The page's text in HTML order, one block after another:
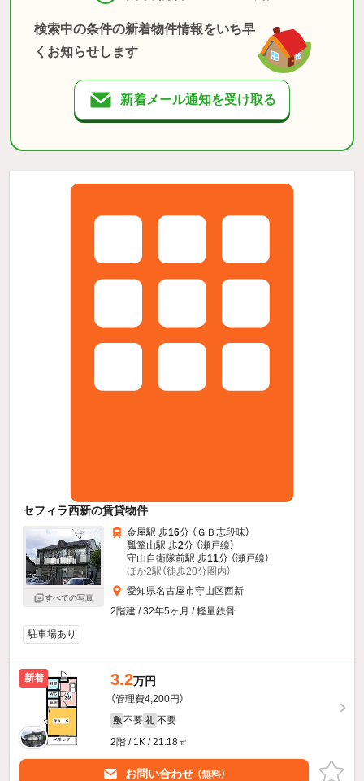
検索中の条件の新着物件情報をいち早
くお知らせします
新着メール通知を受け取る
セフィラ西新の賃貸物件
すべての写真
金屋駅 歩16分 （ＧＢ志段味）
瓢箪山駅 歩2分 （瀬戸線）
守山自衛隊前駅 歩11分 （瀬戸線）
ほか2駅（徒歩20分圏内）
愛知県名古屋市守山区西新
2階建 / 32年5ヶ月 / 軽量鉄骨
駐車場あり
新着 3.2万円
（管理費4,200円）
敷 不要 礼 不要
2階 / 1K / 21.18㎡
お問い合わせ （無料）